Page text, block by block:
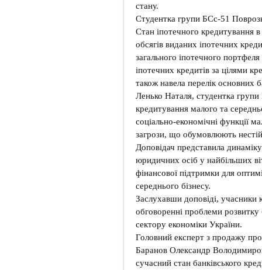
стану.
Студентка групи БСс-51
Стан іпотечного кредитування
обсягів виданих іпотечних
загального іпотечного
іпотечних кредитів за цілями
також навела перелік основних
Ленько Наталя, студентка
кредитування малого та
соціально-економічні функції
загрози, що обумовлюють
Доповідач представила
юридичних осіб у найбільших
фінансової підтримки для
середнього бізнесу.
Заслухавши доповіді, учасники
обговоренні проблеми розвитку
сектору економіки України.
Головний експерт з продажу
Баранов Олександр
сучасний стан банківського